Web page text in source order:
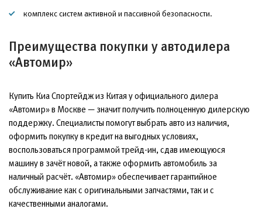
комплекс систем активной и пассивной безопасности.
Преимущества покупки у автодилера
«Автомир»
Купить Киа Спортейдж из Китая у официального дилера
«Автомир» в Москве — значит получить полноценную дилерскую
поддержку. Специалисты помогут выбрать авто из наличия,
оформить покупку в кредит на выгодных условиях,
воспользоваться программой трейд-ин, сдав имеющуюся
машину в зачёт новой, а также оформить автомобиль за
наличный расчёт. «Автомир» обеспечивает гарантийное
обслуживание как с оригинальными запчастями, так и с
качественными аналогами.